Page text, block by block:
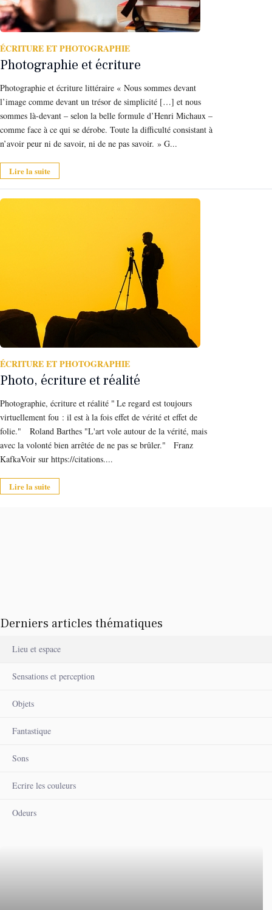
ÉCRITURE ET PHOTOGRAPHIE
Photographie et écriture
Photographie et écriture littéraire « Nous sommes devant
l’image comme devant un trésor de simplicité […] et nous
sommes là-devant – selon la belle formule d’Henri Michaux –
comme face à ce qui se dérobe. Toute la difficulté consistant à
n’avoir peur ni de savoir, ni de ne pas savoir. » G...
Lire la suite
ÉCRITURE ET PHOTOGRAPHIE
Photo, écriture et réalité
Photographie, écriture et réalité " Le regard est toujours
virtuellement fou : il est à la fois effet de vérité et effet de
folie." Roland Barthes "L'art vole autour de la vérité, mais
avec la volonté bien arrêtée de ne pas se brûler." Franz
KafkaVoir sur https://citations....
Lire la suite
Derniers articles thématiques
Lieu et espace
Sensations et perception
Objets
Fantastique
Sons
Ecrire les couleurs
Odeurs